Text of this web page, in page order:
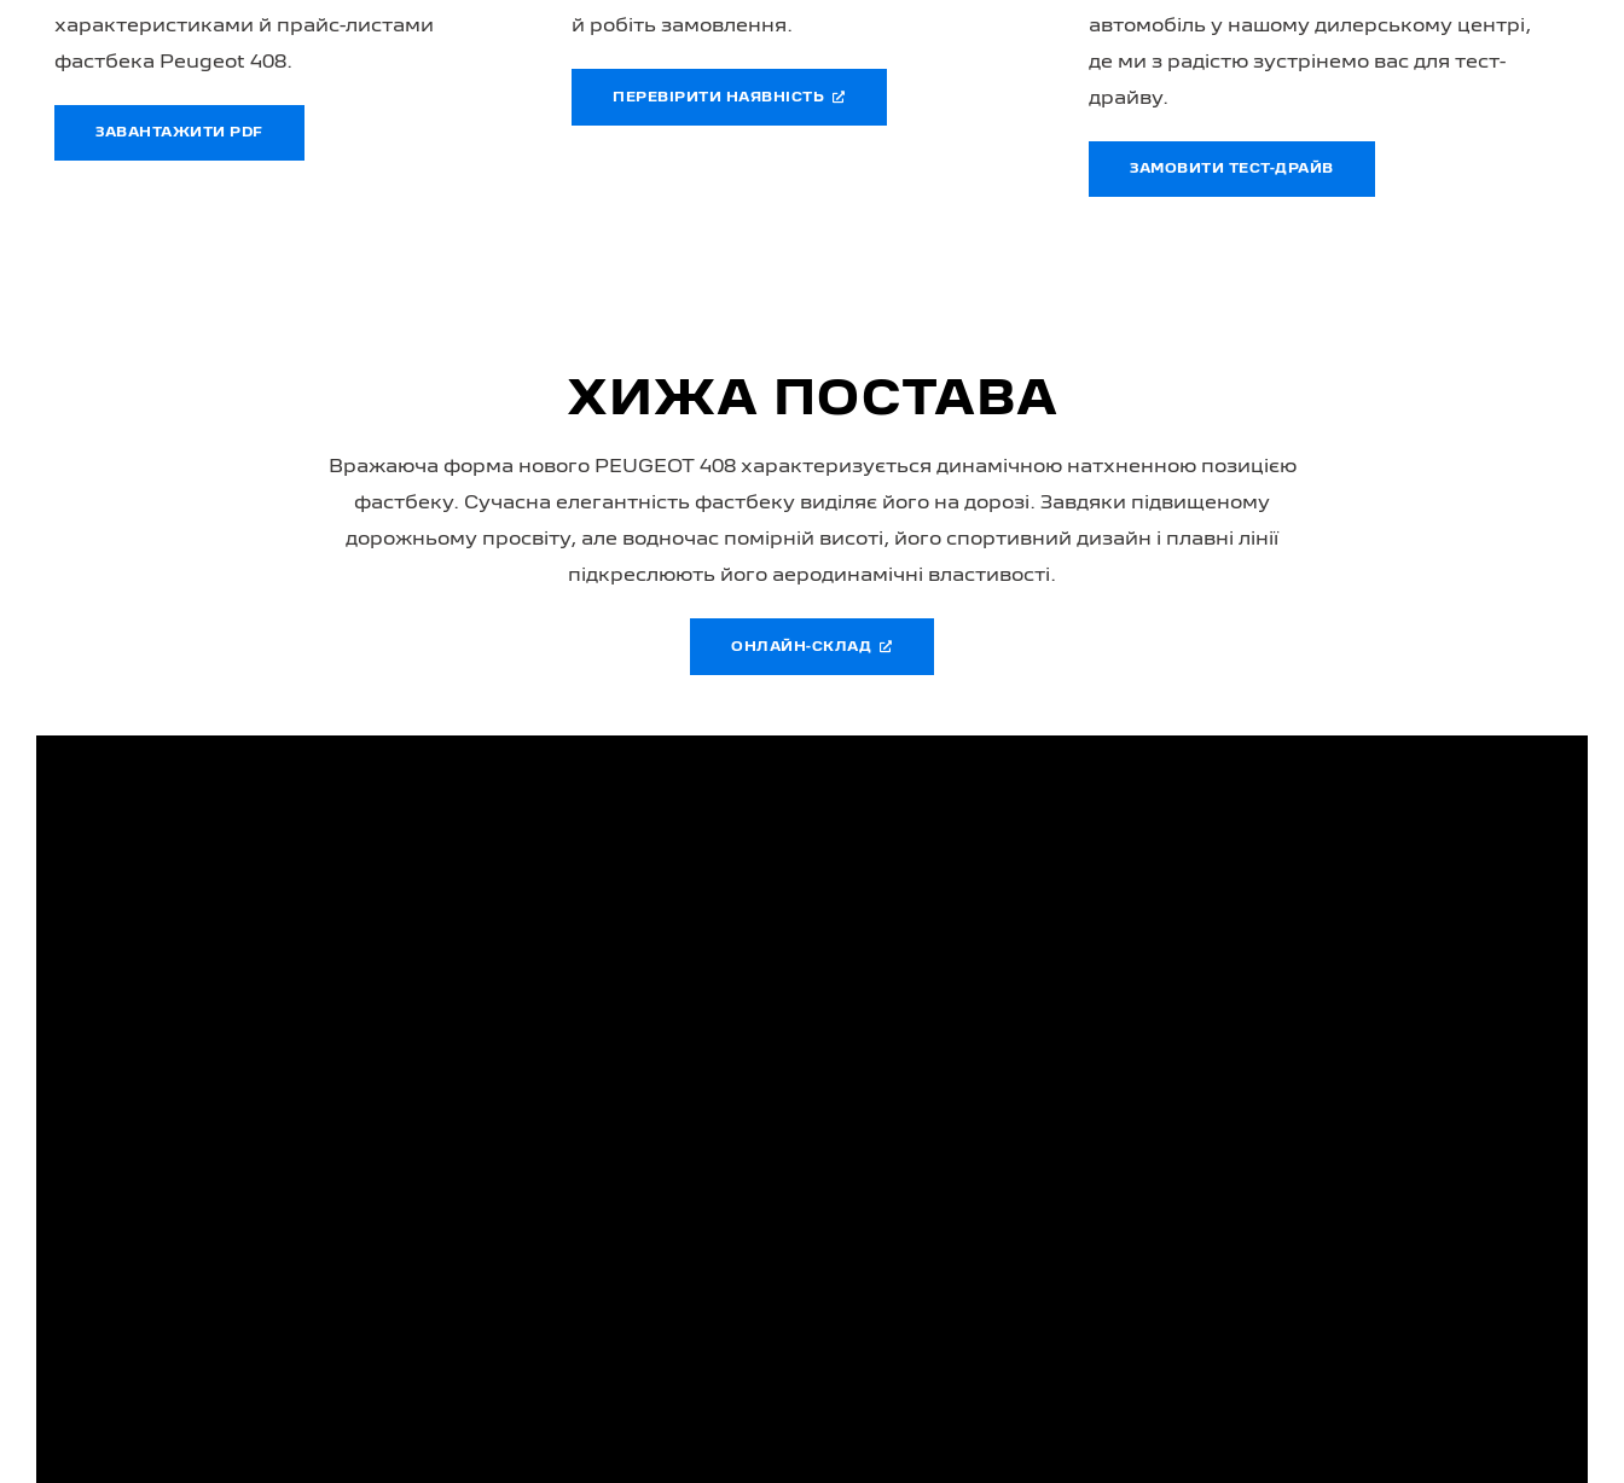
характеристиками й прайс-листами
фастбека Peugeot 408.
ЗАВАНТАЖИТИ PDF
й робіть замовлення.
ПЕРЕВІРИТИ НАЯВНІСТЬ
автомобіль у нашому дилерському центрі,
де ми з радістю зустрінемо вас для тест-
драйву.
ЗАМОВИТИ ТЕСТ-ДРАЙВ
ХИЖА ПОСТАВА
Вражаюча форма нового PEUGEOT 408 характеризується динамічною натхненною позицією
фастбеку. Сучасна елегантність фастбеку виділяє його на дорозі. Завдяки підвищеному
дорожньому просвіту, але водночас помірній висоті, його спортивний дизайн і плавні лінії
підкреслюють його аеродинамічні властивості.
ОНЛАЙН-СКЛАД